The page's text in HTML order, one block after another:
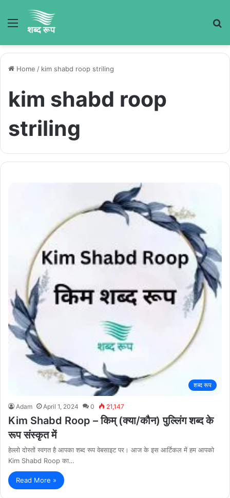
Menu
Home / kim shabd roop striling
kim shabd roop
striling
शब्द रूप
Adam April 1, 2024 0 21,147
Kim Shabd Roop – किम् (क्या/कौन) पुल्लिंग शब्द के
रूप संस्कृत में
हेल्लो दोस्तों स्वगत है आपका शब्द रूप वेबसाइट पर। आज के इस आर्टिकल में हम आपको
Kim Shabd Roop का…
Read More »